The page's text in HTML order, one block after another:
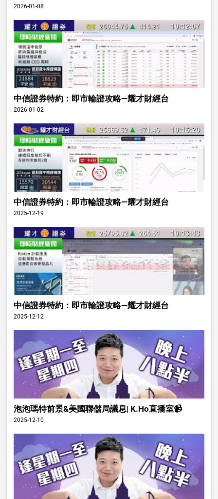
2026-01-08
中信證券特約：即市輪證攻略—耀才財經台
2026-01-02
中信證券特約：即市輪證攻略—耀才財經台
2025-12-19
中信證券特約：即市輪證攻略—耀才財經台
2025-12-12
泡泡瑪特前景&美國聯儲局議息| K.Ho直播室📹
2025-12-10